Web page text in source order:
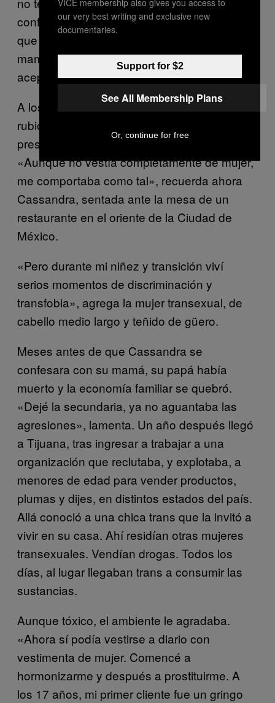
confiesa que en ese instante sintió «alivio» y
que «por primera vez en mi vida me liberé. Mi
mamá, a quien yo más quería, por fin me
aceptaba».
A los pocos días se depiló las cejas, pintó de
rubio el flequillo de su cabello y tomó
prestadas algunas prendas de su hermana.
«Aunque no vestía completamente de mujer,
me comportaba como tal», recuerda ahora
Cassandra, sentada ante la mesa de un
restaurante en el oriente de la Ciudad de
México.
«Pero durante mi niñez y transición viví
serios momentos de discriminación y
transfobia», agrega la mujer transexual, de
cabello medio largo y teñido de güero.
Meses antes de que Cassandra se
confesara con su mamá, su papá había
muerto y la economía familiar se quebró.
«Dejé la secundaria, ya no aguantaba las
agresiones», lamenta. Un año después llegó
a Tijuana, tras ingresar a trabajar a una
organización que reclutaba, y explotaba, a
menores de edad para vender productos,
plumas y dijes, en distintos estados del país.
Allá conoció a una chica trans que la invitó a
vivir en su casa. Ahí residían otras mujeres
transexuales. Vendían drogas. Todos los
días, al lugar llegaban trans a consumir las
sustancias.
Aunque tóxico, el ambiente le agradaba.
«Ahora sí podía vestirse a diario con
vestimenta de mujer. Comencé a
hormonizarme y después a prostituirme. A
los 17 años, mi primer cliente fue un gringo
our very best writing and exclusive new
documentaries.
Support for $2
See All Membership Plans
Or, continue for free